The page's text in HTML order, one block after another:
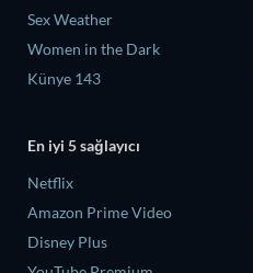
Sex Weather
Women in the Dark
Künye 143
En iyi 5 sağlayıcı
Netflix
Amazon Prime Video
Disney Plus